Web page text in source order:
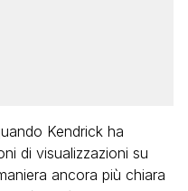
Kendrick ha
di visualizzazioni su
ancora più chiara